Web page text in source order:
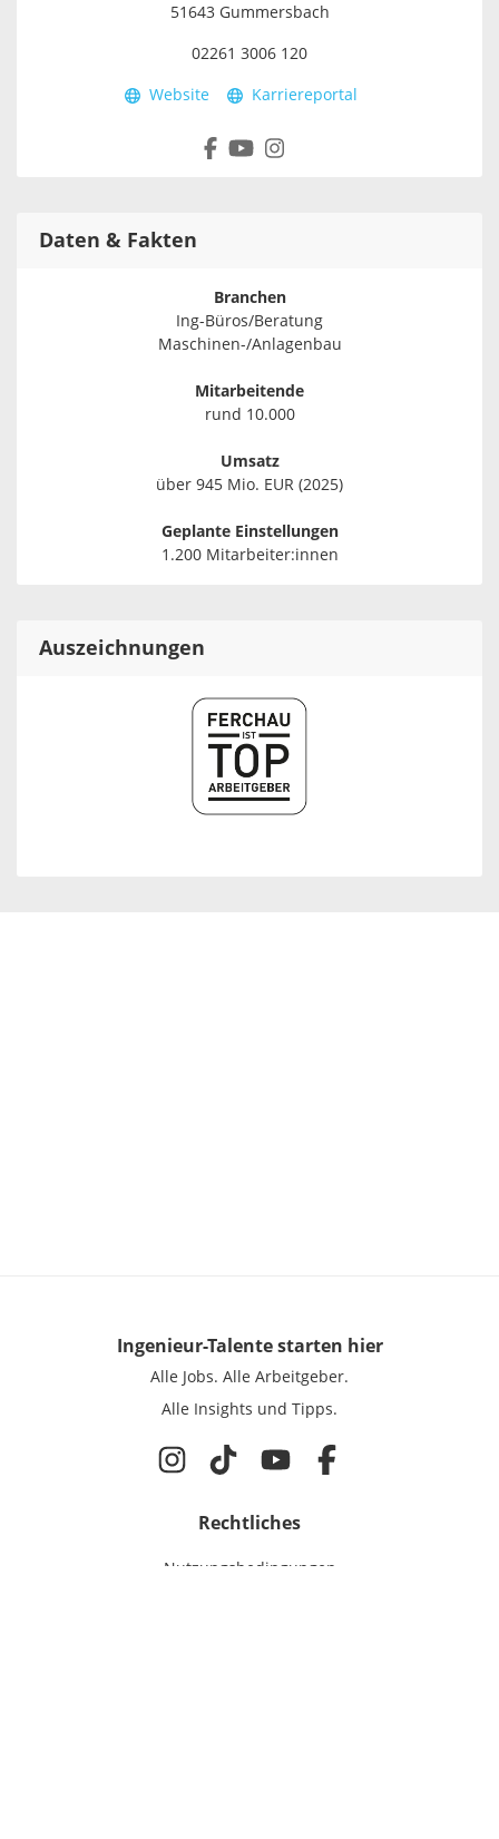
51643 Gummersbach
02261 3006 120
Website Karriereportal
Daten & Fakten
Branchen
Ing-Büros/Beratung
Maschinen-/Anlagenbau
Mitarbeitende
rund 10.000
Umsatz
über 945 Mio. EUR (2025)
Geplante Einstellungen
1.200 Mitarbeiter:innen
Auszeichnungen
Ingenieur-Talentestarten hier
Alle Jobs. Alle Arbeitgeber.
Alle Insights und Tipps.
Rechtliches
Nutzungsbedingungen